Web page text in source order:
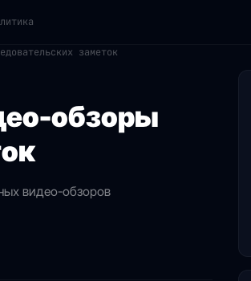
заметок
обзоры
видео-обзоров